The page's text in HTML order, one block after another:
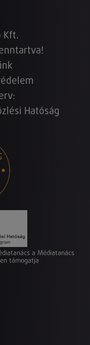
Kft.
Hatóság
a Médiatanács
támogatja